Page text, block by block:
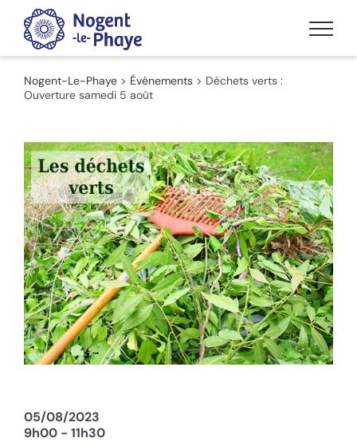
Passer
contenu
Nogent-Le-Phaye > Évènements > Déchets verts :
Ouverture samedi 5 août
05/08/2023
9h00 - 11h30